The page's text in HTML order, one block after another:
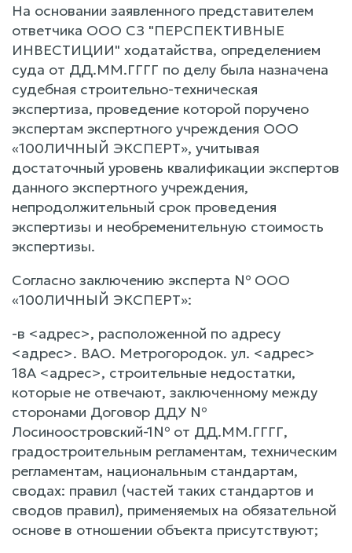
На основании заявленного представителем
ответчика ООО СЗ "ПЕРСПЕКТИВНЫЕ
ИНВЕСТИЦИИ" ходатайства, определением
суда от ДД.ММ.ГГГГ по делу была назначена
судебная строительно-техническая
экспертиза, проведение которой поручено
экспертам экспертного учреждения ООО
«100ЛИЧНЫЙ ЭКСПЕРТ», учитывая
достаточный уровень квалификации экспертов
данного экспертного учреждения,
непродолжительный срок проведения
экспертизы и необременительную стоимость
экспертизы.
Согласно заключению эксперта № ООО
«100ЛИЧНЫЙ ЭКСПЕРТ»:
-в <адрес>, расположенной по адресу
<адрес>. ВАО. Метрогородок. ул. <адрес>
18А <адрес>, строительные недостатки,
которые не отвечают, заключенному между
сторонами Договор ДДУ №
Лосиноостровский-1№ от ДД.ММ.ГГГГ,
градостроительным регламентам, техническим
регламентам, национальным стандартам,
сводах: правил (частей таких стандартов и
сводов правил), применяемых на обязательной
основе в отношении объекта присутствуют;